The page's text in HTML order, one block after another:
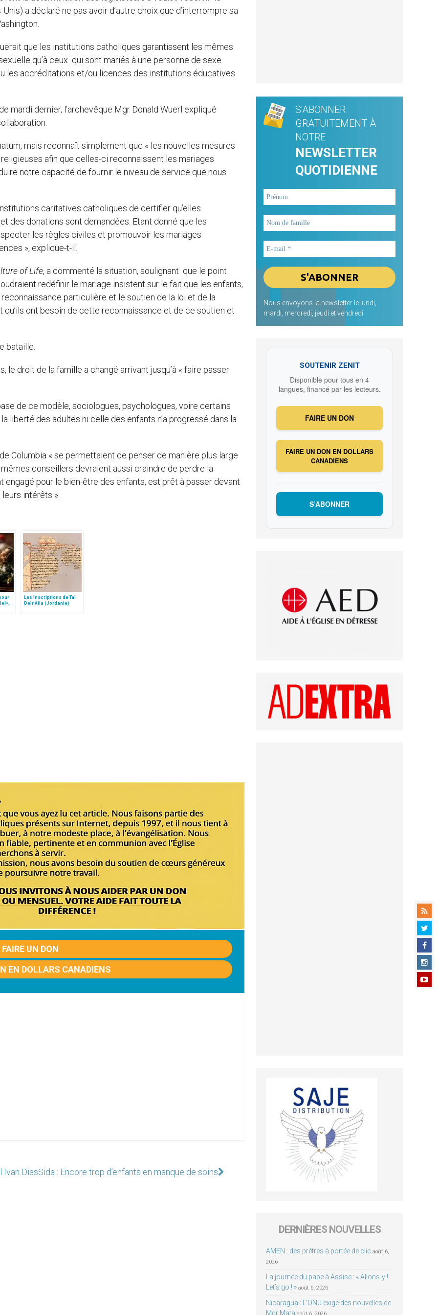
a déclaré ne pas avoir d’autre choix que d’interrompre sa
que les institutions catholiques garantissent les mêmes
qu’à ceux qui sont mariés à une personne de sexe
les accréditations et/ou licences des institutions éducatives
de mardi dernier, l’archevêque Mgr Donald Wuerl expliqué
mais reconnaît simplement que « les nouvelles mesures
afin que celles-ci reconnaissent les mariages
notre capacité de fournir le niveau de service que nous
caritatives catholiques de certifier qu’elles
des donations sont demandées. Etant donné que les
les règles civiles et promouvoir les mariages
», explique-t-il.
of Life, a commenté la situation, soulignant que le point
redéfinir le mariage insistent sur le fait que les enfants,
particulière et le soutien de la loi et de la
qu’ils ont besoin de cette reconnaissance et de ce soutien et
bataille.
droit de la famille a changé arrivant jusqu’à « faire passer
de ce modèle, sociologues, psychologues, voire certains
liberté des adultes ni celle des enfants n’a progressé dans la
Columbia « se permettaient de penser de manière plus large
conseillers devraient aussi craindre de perdre la
engagé pour le bien-être des enfants, est prêt à passer devant
leurs intérêts ».
Les inscriptions de Tal
Deir Alla (Jordanie)
FAIRE UN DON
EN DOLLARS CANADIENS
Ivan DiasSida : Encore trop d’enfants en manque de soins
S'ABONNER
GRATUITEMENT À
NOTRE
NEWSLETTER
QUOTIDIENNE
Nous envoyons la newsletter le lundi,
mardi, mercredi, jeudi et vendredi
SOUTENIR ZENIT
Disponible pour tous en 4
langues, financé par les lecteurs.
FAIRE UN DON
FAIRE UN DON EN DOLLARS
CANADIENS
S’ABONNER
DERNIÈRES NOUVELLES
AMEN : des prêtres à portée de clic août 6,
2026
La journée du pape à Assise : « Allons-y !
Let’s go ! » août 6, 2026
Nicaragua : L’ONU exige des nouvelles de
Mgr Mata